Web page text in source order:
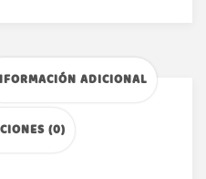
ADICIONAL
(0)